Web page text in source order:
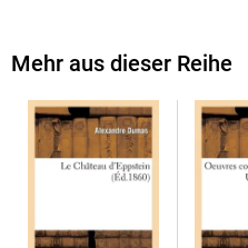
HACHETTE LIVRE et la BNF
HACHETTE LIVRE les
Certains de ces ouvrages
caractéristiques de leur
Ils n'en appartiennent pas
Mehr aus dieser Reihe